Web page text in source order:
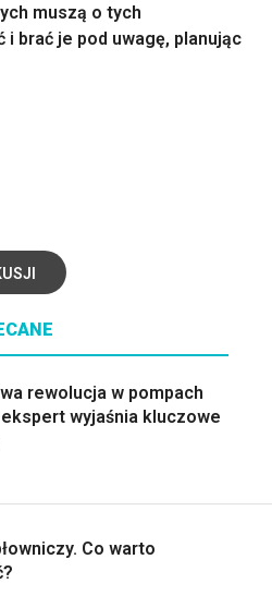
muszą o tych
brać je pod uwagę, planując
rewolucja w pompach
ekspert wyjaśnia kluczowe
Co warto